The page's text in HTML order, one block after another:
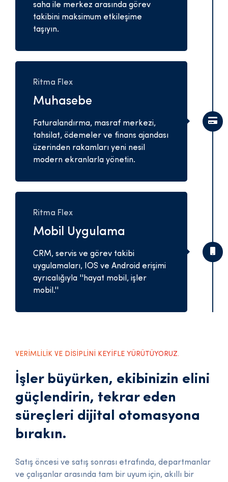
saha ile merkez arasında görev
takibini maksimum etkileşime
taşıyın.
Ritma Flex
Muhasebe
Faturalandırma, masraf merkezi,
tahsilat, ödemeler ve finans ajandası
üzerinden rakamları yeni nesil
modern ekranlarla yönetin.
Ritma Flex
Mobil Uygulama
CRM, servis ve görev takibi
uygulamaları, IOS ve Android erişimi
ayrıcalığıyla ''hayat mobil, işler
mobil.''
VERİMLİLİK VE DİSİPLİNİ KEYİFLE YÜRÜTÜYORUZ.
İşler büyürken, ekibinizin elini
güçlendirin, tekrar eden
süreçleri dijital otomasyona
bırakın.
Satış öncesi ve satış sonrası etrafında, departmanlar
ve çalışanlar arasında tam bir uyum için, akıllı bir